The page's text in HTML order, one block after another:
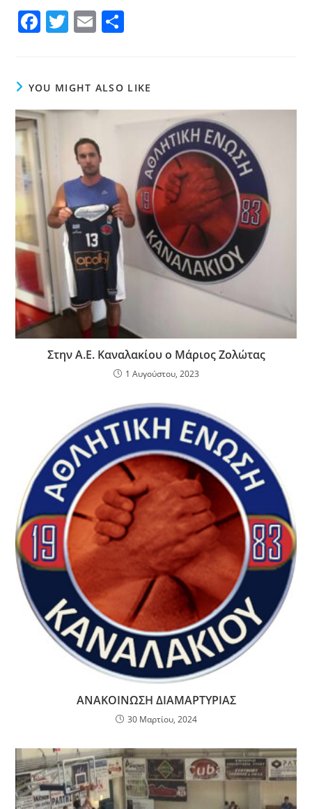
F
e
b
o
o
k
T
er
E
l α
σ
ίτ
YOU MIGHT ALSO LIKE
Στην Α.Ε. Καναλακίου ο Μάριος Ζολώτας
1 Αυγούστου, 2023
ΑΝΑΚΟΙΝΩΣΗ ΔΙΑΜΑΡΤΥΡΙΑΣ
30 Μαρτίου, 2024